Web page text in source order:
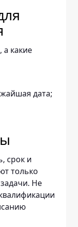
какие
дата;
срок и
только
Не